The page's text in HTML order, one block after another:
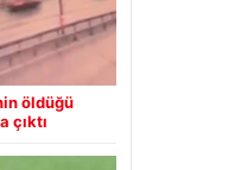
öldüğü
çıktı